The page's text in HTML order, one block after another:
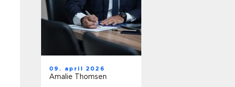
09. april 2026
Amalie Thomsen